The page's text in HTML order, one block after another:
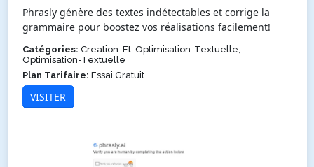
Phrasly génère des textes indétectables et corrige la
grammaire pour boostez vos réalisations facilement!
Catégories: Creation-Et-Optimisation-Textuelle,
Optimisation-Textuelle
Plan Tarifaire: Essai Gratuit
VISITER